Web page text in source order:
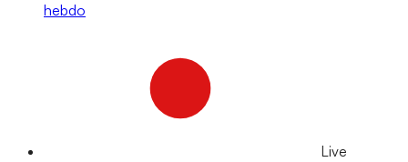
hebdo
Live